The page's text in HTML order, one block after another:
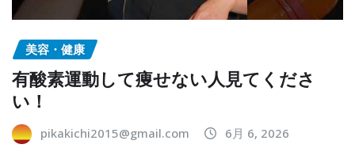
美容・健康
有酸素運動して痩せない人見てくださ
い！
pikakichi2015@gmail.com 6月 6, 2026